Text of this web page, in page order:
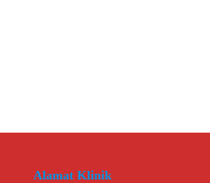
Alamat Klinik